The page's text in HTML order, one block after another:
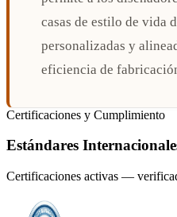
casas de estilo de vida
personalizadas y
eficiencia de
Certificaciones y Cumplimiento
Estándares
Certificaciones activas —